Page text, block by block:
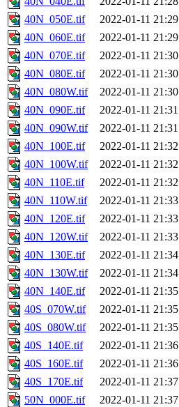
40N_050E.tif
2022-01-11 21:29
40N_060E.tif
2022-01-11 21:29
40N_070E.tif
2022-01-11 21:30
40N_080E.tif
2022-01-11 21:30
40N_080W.tif
2022-01-11 21:30
40N_090E.tif
2022-01-11 21:31
40N_090W.tif
2022-01-11 21:31
40N_100E.tif
2022-01-11 21:32
40N_100W.tif
2022-01-11 21:32
40N_110E.tif
2022-01-11 21:32
40N_110W.tif
2022-01-11 21:33
40N_120E.tif
2022-01-11 21:33
40N_120W.tif
2022-01-11 21:33
40N_130E.tif
2022-01-11 21:34
40N_130W.tif
2022-01-11 21:34
40N_140E.tif
2022-01-11 21:35
40S_070W.tif
2022-01-11 21:35
40S_080W.tif
2022-01-11 21:35
40S_140E.tif
2022-01-11 21:36
40S_160E.tif
2022-01-11 21:36
40S_170E.tif
2022-01-11 21:37
50N_000E.tif
2022-01-11 21:37